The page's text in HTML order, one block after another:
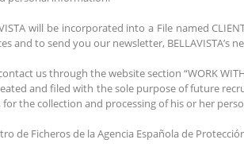
will be incorporated into a File named
and to send you our newsletter,
us through the website section “WORK
and filed with the sole purpose of future
the collection and processing of his or her
de Ficheros de la Agencia Española de